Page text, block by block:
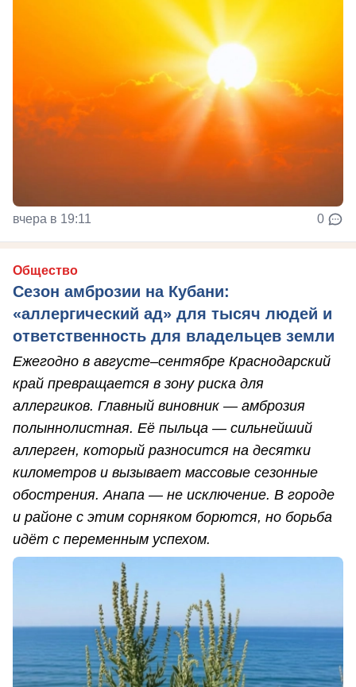
вчера в 19:11 0
Общество
Сезон амброзии на Кубани:
«аллергический ад» для тысяч людей и
ответственность для владельцев земли
Ежегодно в августе–сентябре Краснодарский
край превращается в зону риска для
аллергиков. Главный виновник — амброзия
полыннолистная. Её пыльца — сильнейший
аллерген, который разносится на десятки
километров и вызывает массовые сезонные
обострения. Анапа — не исключение. В городе
и районе с этим сорняком борются, но борьба
идёт с переменным успехом.